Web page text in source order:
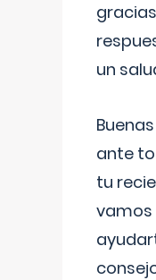
un
ante
tu